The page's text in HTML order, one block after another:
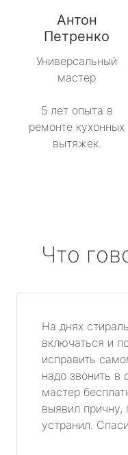
Антон
Петренко
Универсальный
мастер
5 лет опыта в
ремонте кухонных
вытяжек.
Что
На днях
включаться и
исправить
надо звонить в
мастер
выявил причну,
устранил.